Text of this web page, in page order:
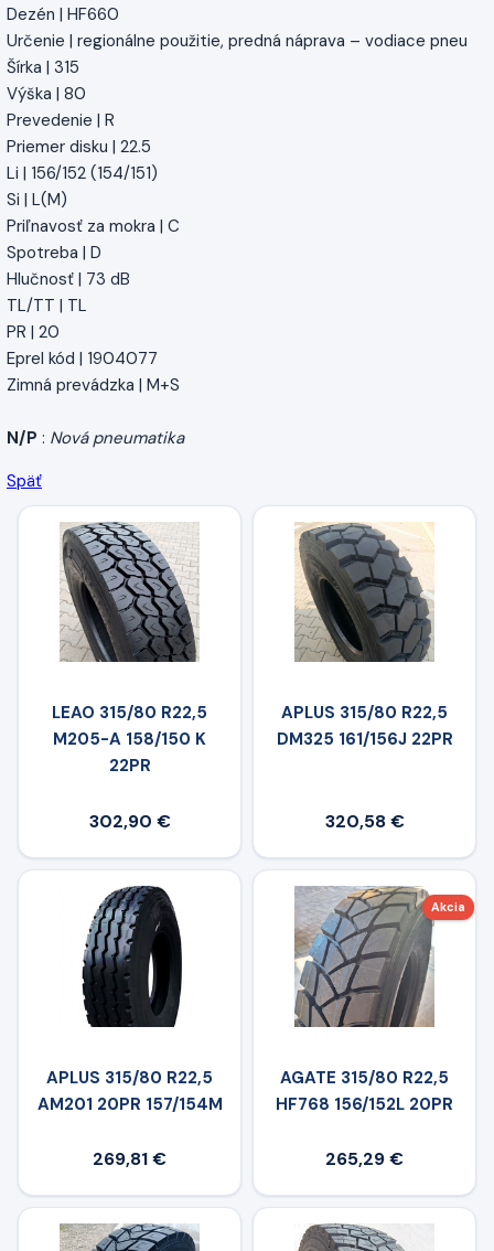
Dezén | HF660
Určenie | regionálne použitie, predná náprava – vodiace pneu
Šírka | 315
Výška | 80
Prevedenie | R
Priemer disku | 22.5
Li | 156/152 (154/151)
Si | L(M)
Priľnavosť za mokra | C
Spotreba | D
Hlučnosť | 73 dB
TL/TT | TL
PR | 20
Eprel kód | 1904077
Zimná prevádzka | M+S
N/P : Nová pneumatika
Späť
LEAO 315/80 R22,5
M205-A 158/150 K
22PR
302,90 €
APLUS 315/80 R22,5
DM325 161/156J 22PR
320,58 €
APLUS 315/80 R22,5
AM201 20PR 157/154M
269,81 €
Akcia
AGATE 315/80 R22,5
HF768 156/152L 20PR
265,29 €